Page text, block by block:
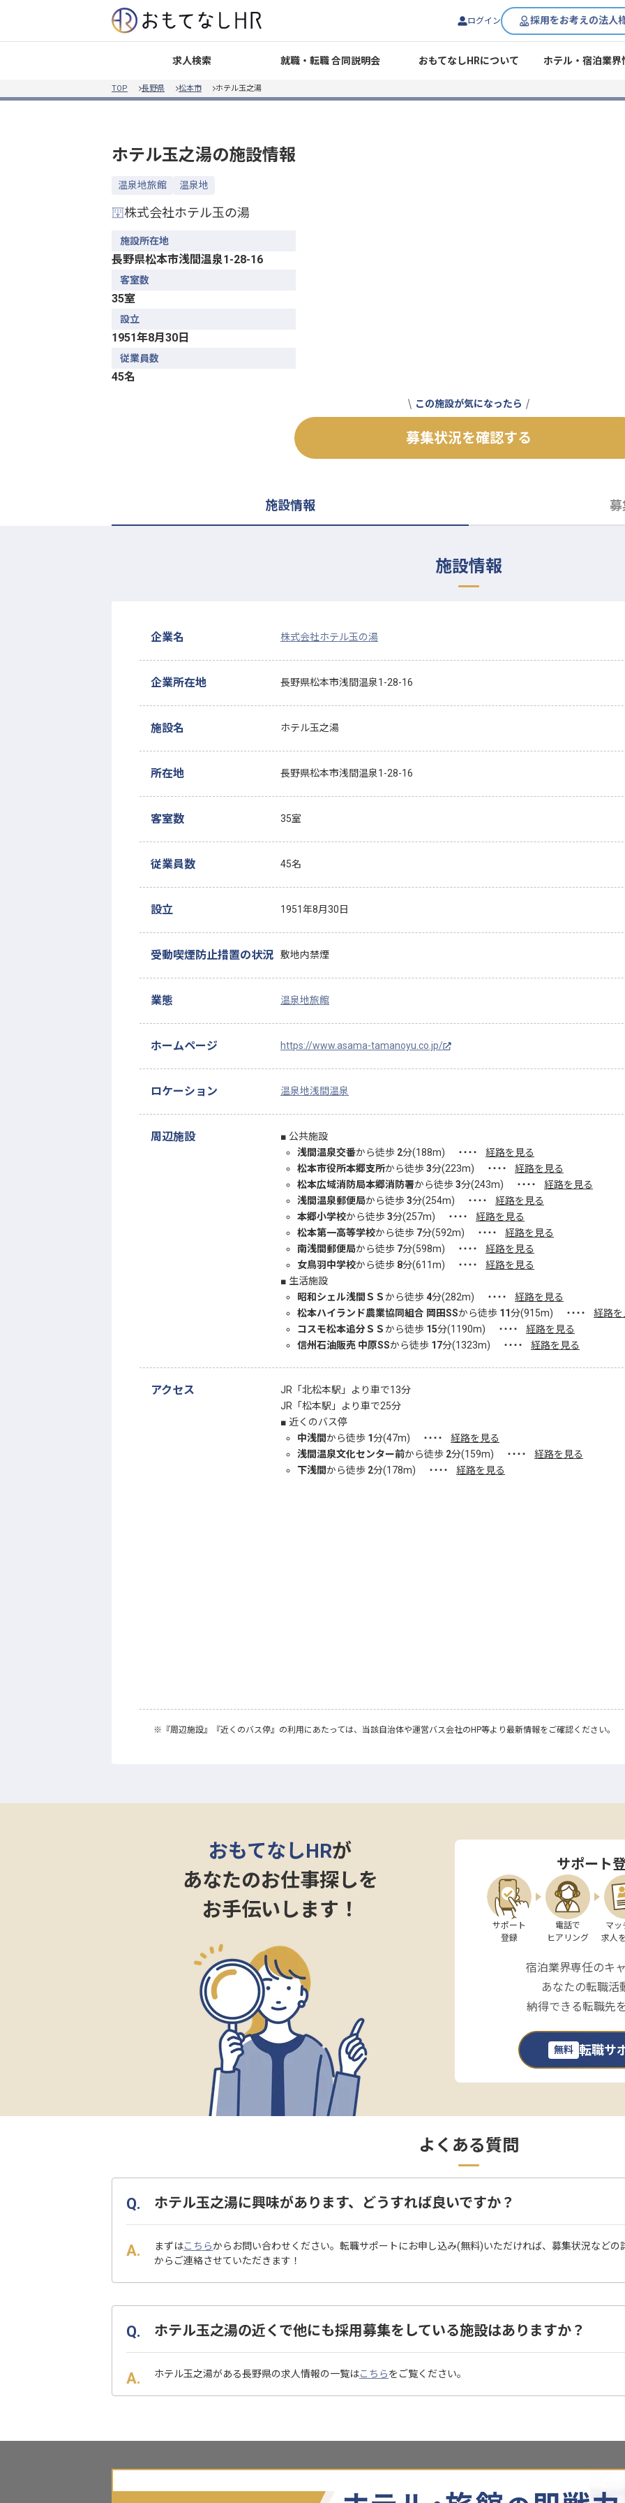
ログイン 採用をお考えの法人
求人検索 就職・転職 合同説明会 おもてなしHRについて ホテル・宿泊業界
TOP 長野県 松本市 ホテル玉之湯
ホテル玉之湯の施設情報
温泉地旅館 温泉地
株式会社ホテル玉の湯
施設所在地
長野県松本市浅間温泉1-28-16
客室数
35室
設立
1951年8月30日
従業員数
45名
この施設が気になったら
募集状況を確認する
施設情報 募
施設情報
企業名 株式会社ホテル玉の湯
企業所在地 長野県松本市浅間温泉1-28-16
施設名 ホテル玉之湯
所在地 長野県松本市浅間温泉1-28-16
客室数 35室
従業員数 45名
設立 1951年8月30日
受動喫煙防止措置の状況 敷地内禁煙
業態 温泉地旅館
ホームページ https://www.asama-tamanoyu.co.jp/
ロケーション 温泉地浅間温泉
周辺施設
公共施設
浅間温泉交番から徒歩 2分(188m) ・・・・
経路を見る
松本市役所本郷支所から徒歩3分(223m) ・・・・
経路を見る
松本広域消防局本郷消防署から徒歩3分(243m) ・・・・
経路を見る
浅間温泉郵便局から徒歩3分(254m) ・・・・
経路を見る
本郷小学校から徒歩3分(257m) ・・・・
経路を見る
松本第一高等学校から徒歩 7分(592m) ・・・・
経路を見る
南浅間郵便局から徒歩 7分(598m) ・・・・
経路を見る
女鳥羽中学校から徒歩 8分(611m) ・・・・
経路を見る
生活施設
昭和シェル浅間ＳＳから徒歩4分(282m) ・・・・
経路を見る
松本ハイランド農業協同組合 岡田SSから徒歩 11分(915m) ・・・・
経路を
コスモ松本追分ＳＳから徒歩 15分(1190m) ・・・・
経路を見る
信州石油販売 中原SSから徒歩 17分(1323m) ・・・・ 経路を見る
アクセス
JR「北松本駅」より車で13分
JR「松本駅」より車で25分
近くのバス停
中浅間から徒歩 1分(47m) ・・・・
経路を見る
浅間温泉文化センター前から徒歩 2分(159m) ・・・・
経路を見る
下浅間から徒歩 2分(178m) ・・・・ 経路を見る
※ 『周辺施設』 『近くのバス停』 の利用にあたっては、当該自治体や運営バス会社のHP等より最新情報をご確認ください。
おもてなしHRが
あなたのお仕事探しを
お手伝いします！
サポート
サポート
登録
電話で
ヒアリング
マッ
求人
宿泊業界専任のキ
あなたの転職活
納得できる転職先
無料 転職サ
よくある質問
ホテル玉之湯に興味があります、どうすれば良いですか？
まずはこちらからお問い合わせください。転職サポートにお申し込み(無料)いただければ、募集状況などの
からご連絡させていただきます！
ホテル玉之湯の近くで他にも採用募集をしている施設はありますか？
ホテル玉之湯がある長野県の求人情報の一覧はこちらをご覧ください。